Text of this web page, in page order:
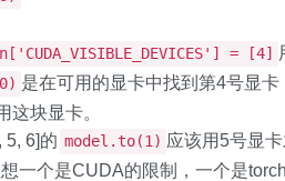
= [4]
是在可用的显卡中找到第4号显
这块显卡。
5, 6]的 model.to(1) 应该用5号显
一个是CUDA的限制，一个是